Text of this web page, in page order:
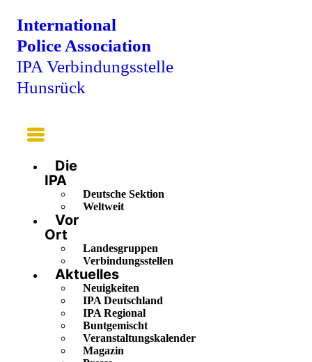
International
Police Association
IPA Verbindungsstelle
Hunsrück
Main
Menu
Die
IPA
Deutsche Sektion
Weltweit
Vor
Ort
Landesgruppen
Verbindungsstellen
Aktuelles
Neuigkeiten
IPA Deutschland
IPA Regional
Buntgemischt
Veranstaltungskalender
Magazin